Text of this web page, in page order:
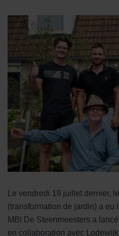
Le vendredi 19 juillet dernier,
(transformation de jardin) a eu
MBI De Steenmeesters a
en collaboration avec